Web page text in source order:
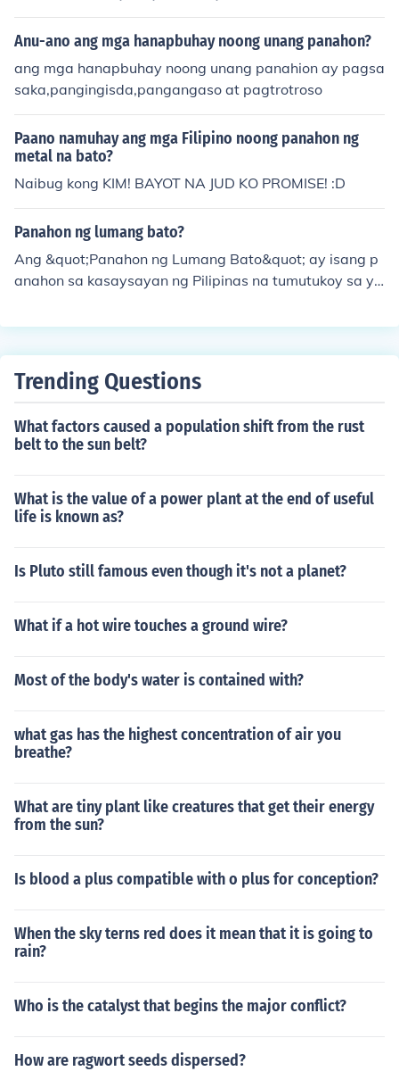
umang bato, panahon ng bagong bato at ang panahon
ng metal.
Anu-ano ang mga hanapbuhay noong unang panahon?
ang mga hanapbuhay noong unang panahion ay pagsa
saka,pangingisda,pangangaso at pagtrotroso
Paano namuhay ang mga Filipino noong panahon ng
metal na bato?
Naibug kong KIM! BAYOT NA JUD KO PROMISE! :D
Panahon ng lumang bato?
Ang &quot;Panahon ng Lumang Bato&quot; ay isang p
anahon sa kasaysayan ng Pilipinas na tumutukoy sa yu
ala ito bilang &quot;Pre-Colonial&quot; o &quot;Panaho
aunang Pilipino bago sila masakop ng mga dayuhang
alakalan ang mga sinaunang Pilipino sa iba't ibang kult
ura sa rehiyon tulad ng Tsina, India, at iba pa.
Trending Questions
What factors caused a population shift from the rust
belt to the sun belt?
What is the value of a power plant at the end of useful
life is known as?
Is Pluto still famous even though it's not a planet?
What if a hot wire touches a ground wire?
Most of the body's water is contained with?
what gas has the highest concentration of air you
breathe?
What are tiny plant like creatures that get their energy
from the sun?
Is blood a plus compatible with o plus for conception?
When the sky terns red does it mean that it is going to
rain?
Who is the catalyst that begins the major conflict?
How are ragwort seeds dispersed?